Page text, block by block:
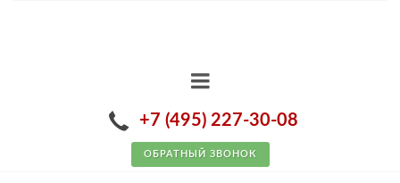
+7 (495) 227-30-08
ОБРАТНЫЙ ЗВОНОК